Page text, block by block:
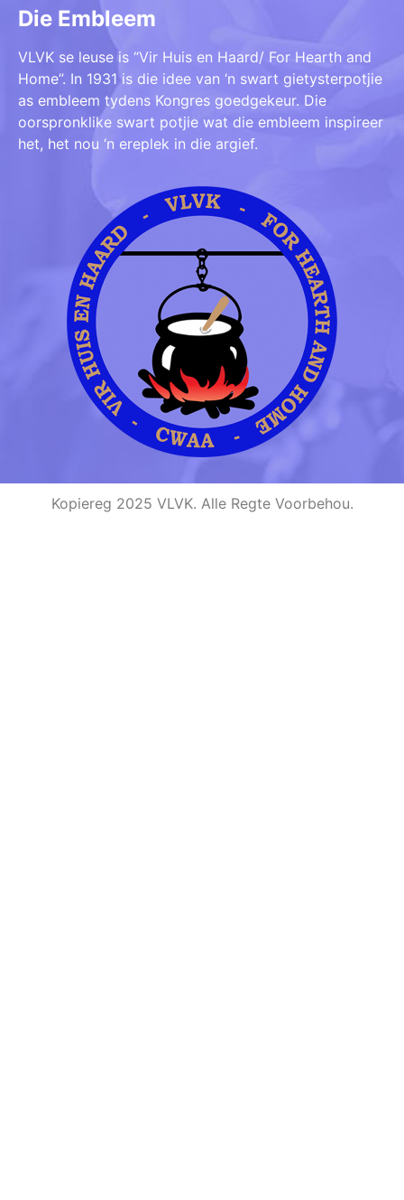
Die Embleem
VLVK se leuse is “Vir Huis en Haard/ For Hearth and
Home”. In 1931 is die idee van ‘n swart gietysterpotjie
as embleem tydens Kongres goedgekeur. Die
oorspronklike swart potjie wat die embleem inspireer
het, het nou ‘n ereplek in die argief.
Kopiereg 2025 VLVK. Alle Regte Voorbehou.